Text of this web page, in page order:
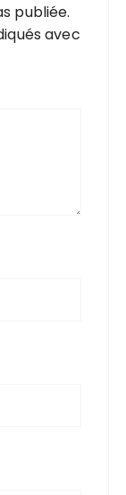
publiée.
avec